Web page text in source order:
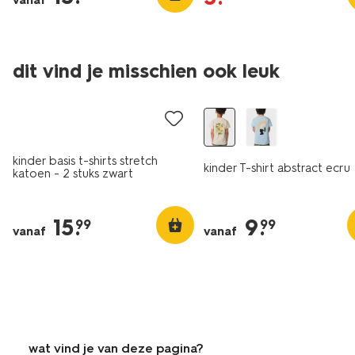
dit vind je misschien ook leuk
2 stuks
kinder basis t-shirts stretch
katoen - 2 stuks zwart
vanaf 15.
99
nieuw
kinder T-shirt abstract ecru
vanaf 9.
99
wat vind je van deze pagina?